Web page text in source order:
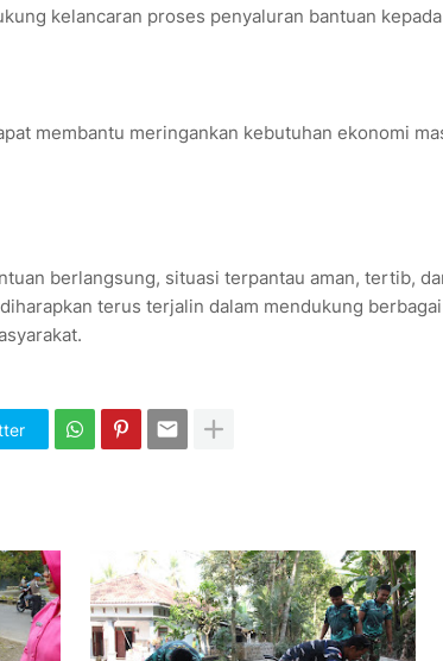
kelancaran proses penyaluran bantuan
membantu meringankan kebutuhan ekonomi
berlangsung, situasi terpantau aman, tertib,
terus terjalin dalam mendukung